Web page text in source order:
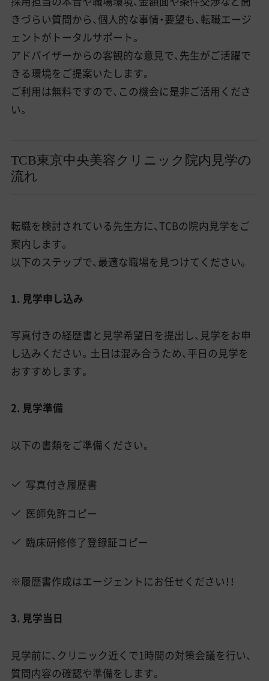
きづらい質問から、個人的な事情・要望も、転職エージ
ェントがトータルサポート。
アドバイザーからの客観的な意見で、先生がご活躍で
きる環境をご提案いたします。
ご利用は無料ですので、この機会に是非ご活用くださ
い。
TCB東京中央美容クリニック院内見学の
流れ
転職を検討されている先生方に、TCBの院内見学をご
案内します。
以下のステップで、最適な職場を見つけてください。
1. 見学申し込み
写真付きの経歴書と見学希望日を提出し、見学をお申
し込みください。土日は混み合うため、平日の見学を
おすすめします。
2. 見学準備
以下の書類をご準備ください。
写真付き履歴書
医師免許コピー
臨床研修修了登録証コピー
※履歴書作成はエージェントにお任せください！！
3. 見学当日
見学前に、クリニック近くで1時間の対策会議を行い、
質問内容の確認や準備をします。